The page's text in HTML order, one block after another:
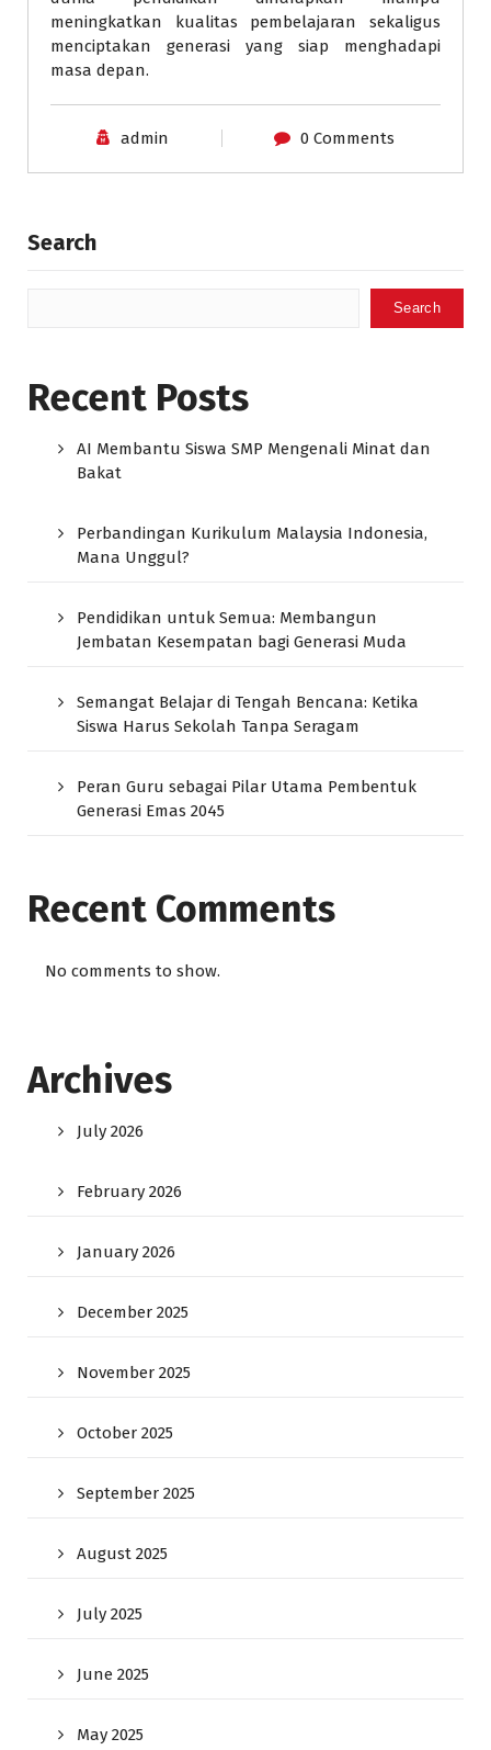
meningkatkan kualitas pembelajaran sekaligus
menciptakan generasi yang siap menghadapi
masa depan.
admin 0 Comments
Search
Search
Recent Posts
AI Membantu Siswa SMP Mengenali Minat dan
Bakat
Perbandingan Kurikulum Malaysia Indonesia,
Mana Unggul?
Pendidikan untuk Semua: Membangun
Jembatan Kesempatan bagi Generasi Muda
Semangat Belajar di Tengah Bencana: Ketika
Siswa Harus Sekolah Tanpa Seragam
Peran Guru sebagai Pilar Utama Pembentuk
Generasi Emas 2045
Recent Comments
No comments to show.
Archives
July 2026
February 2026
January 2026
December 2025
November 2025
October 2025
September 2025
August 2025
July 2025
June 2025
May 2025